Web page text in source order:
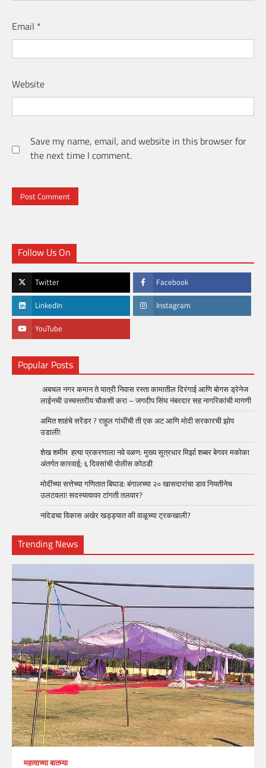
Email *
Website
Save my name, email, and website in this browser for
the next time I comment.
Follow Us On
Twitter Facebook
LinkedIn Instagram
YouTube
Popular Posts
अबचल नगर कमान ते यात्री निवास रस्ता कामातील दिरंगाई आणि बोगस ड्रेनेज
लाईनची उच्चस्तरीय चौकशी करा – जगदीप सिंघ नंबरदार सह नागरिकांची मागणी
अमित शाहंचे सरेंडर ? राहुल गांधींची ती एक अट आणि मोदी सरकारची झोप
उडाली!
शेख शमीम हत्या प्रकरणाला नवे वळण: मुख्य सूत्रधार मिर्झा शब्बर बेगवर मकोका
अंतर्गत कारवाई; ६ दिवसांची पोलीस कोठडी
मोदींच्या सत्तेच्या गणितात बिघाड: बंगालच्या २० खासदारांचा डाव नियतीनेच
उलटवला! सदस्यत्वावर टांगती तलवार?
नांदेडचा विकास अखेर खड्ड्यात की वाळूच्या ट्रकखाली?
Trending News
महत्वाच्या बातम्या